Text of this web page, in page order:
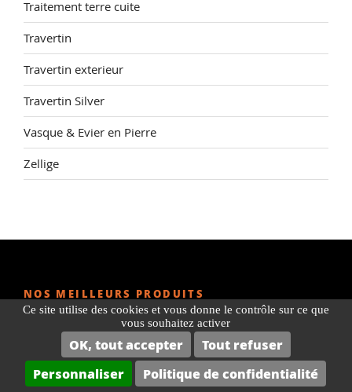
Ce site utilise des cookies et vous donne le contrôle sur ce que
vous souhaitez activer
OK, tout accepter
Tout refuser
Personnaliser
Politique de confidentialité
Traitement terre cuite
Travertin
Travertin exterieur
Travertin Silver
Vasque & Evier en Pierre
Zellige
NOS MEILLEURS PRODUITS
Hydrofuge Travertin
Hydrofuge tomette